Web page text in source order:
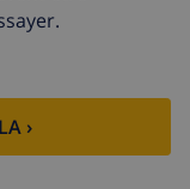
$US/HOUR)
›